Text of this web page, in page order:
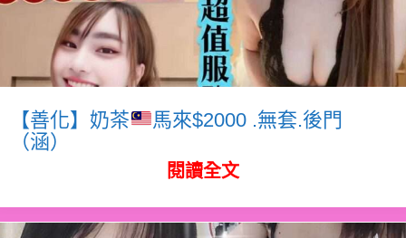
【善化】奶茶
馬來$2000 .無套.後門
（涵）
閱讀全文